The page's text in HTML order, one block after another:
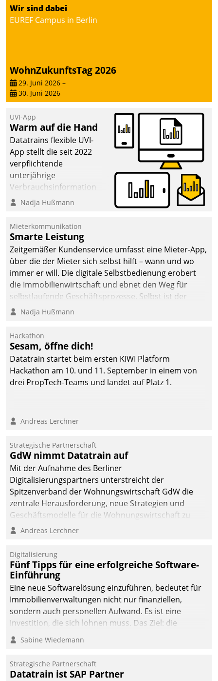
Datatrain ermöglicht
automatisiert ausgelöste,
intelligente,
datengestützte
Entscheidungen.
Wir sind dabei
EUREF Campus in Berlin
WohnZukunftsTag 2026
29. Juni 2026 –
30. Juni 2026
UVI-App
Warm auf die Hand
Datatrains flexible UVI-
App stellt die seit 2022
verpflichtende
unterjährige
Verbrauchsinformation
schnell, zuverlässig und
Die monatlichen
Mitteilungen zum
Heizungs- und
Wasserverbrauch gehen
automatisiert, vollständig
und auf Wunsch über
mehrere zuvor
Kommunikationswege bei
Nadja Hußmann
Mieterkommunikation
Smarte Leistung
Zeitgemäßer Kundenservice umfasst eine Mieter-App,
über die der Mieter sich selbst hilft – wann und wo
immer er will. Die digitale Selbstbedienung erobert
die Immobilienwirtschaft und ebnet den Weg für
selbstlaufende Geschäftsprozesse. Selbst ist der
Kunde und smart der Serviceanbieter.
Nadja Hußmann
Hackathon
Sesam, öffne dich!
Datatrain startet beim ersten KIWI Platform
Hackathon am 10. und 11. September in einem von
drei PropTech-Teams und landet auf Platz 1.
Andreas Lerchner
Strategische Partnerschaft
GdW nimmt Datatrain auf
Mit der Aufnahme des Berliner
Digitalisierungspartners unterstreicht der
Spitzenverband der Wohnungswirtschaft GdW die
zentrale Herausforderung, neue Strategien und
Geschäftsmodelle für die Wohnungswirtschaft zu
entwickeln.
Andreas Lerchner
Digitalisierung
Fünf Tipps für eine erfolgreiche Software-
Einführung
Eine neue Softwarelösung einzuführen, bedeutet für
Immobilienverwaltungen nicht nur finanziellen,
sondern auch personellen Aufwand. Es ist eine
Investition, die sich lohnen muss. Das Ziel: die
nachhaltige Optimierung der Geschäftsabläufe. Damit
dieses Ziel erreicht wird, sollten einige Grundregeln
Sabine Wiedemann
Strategische Partnerschaft
Datatrain ist SAP Partner